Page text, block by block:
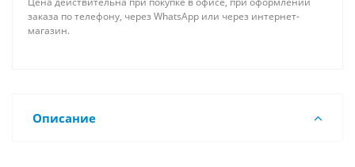
заказа по телефону, через WhatsApp или через интернет-
магазин.
Описание